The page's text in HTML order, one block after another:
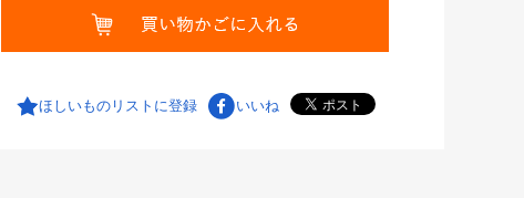
ほしいものリストに登録 いいね